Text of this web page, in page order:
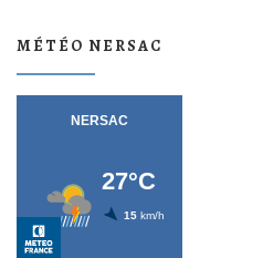
MÉTÉO NERSAC